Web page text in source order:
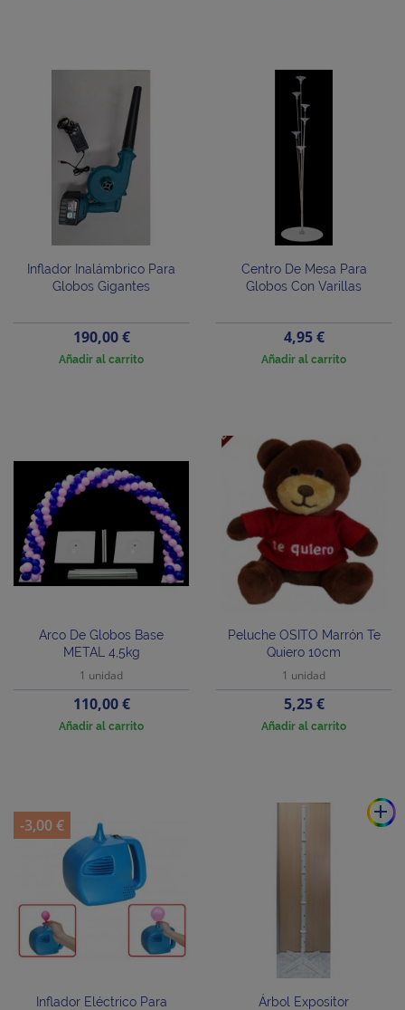
Inflador Inalámbrico Para
Globos Gigantes
Precio
190,00 €
Añadir al carrito
Centro De Mesa Para
Globos Con Varillas
Precio
4,95 €
Añadir al carrito
Arco De Globos Base
METAL 4,5kg
1 unidad
Precio
110,00 €
Añadir al carrito
Peluche OSITO Marrón Te
Quiero 10cm
1 unidad
Precio
5,25 €
Añadir al carrito
Inflador Eléctrico Para
-3,00 €
add
Árbol Expositor